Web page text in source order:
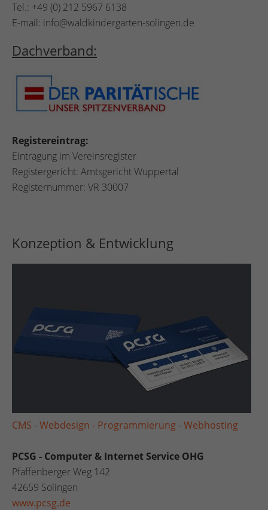
Tel.: +49 (0) 212 5967 6138
E-mail: info@waldkindergarten-solingen.de
Dachverband:
Registereintrag:
Eintragung im Vereinsregister
Registergericht: Amtsgericht Wuppertal
Registernummer: VR 30007
Konzeption & Entwicklung
CMS - Webdesign - Programmierung - Webhosting
PCSG - Computer & Internet Service OHG
Pfaffenberger Weg 142
42659 Solingen
www.pcsg.de